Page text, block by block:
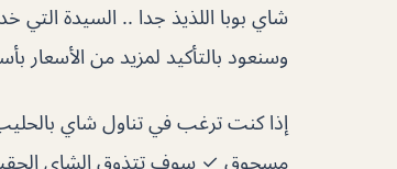
وسنعود بالتأكيد لمزيد من الأسعار